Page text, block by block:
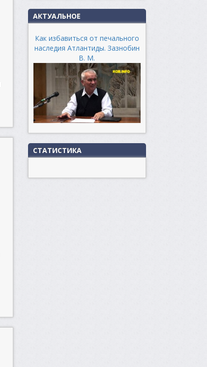
АКТУАЛЬНОЕ
Как избавиться от печального
наследия Атлантиды. Зазнобин
В. М.
СТАТИСТИКА